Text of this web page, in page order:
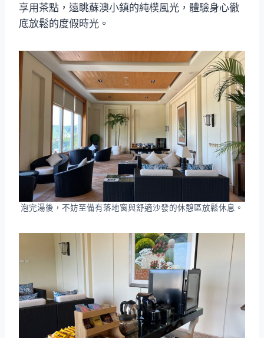
享用茶點，遠眺蘇澳小鎮的純樸風光，體驗身心徹
底放鬆的度假時光。
泡完湯後，不妨至備有落地窗與舒適沙發的休憩區放鬆休息。